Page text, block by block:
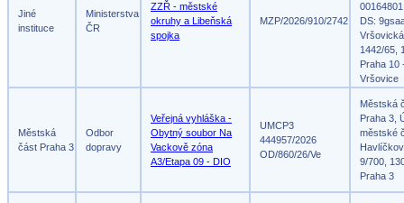
Jiné
instituce
Ministerstva
ČR
ZZŘ - městské
okruhy a Libeňská
spojka
MZP/2026/910/2742
00164801
DS:
Vršovická
1442/65,
Praha 10
Vršovice
Městská
část Praha 3
Odbor
dopravy
Veřejná vyhláška -
Obytný soubor Na
Vackově zóna
A3/Etapa 09 - DIO
UMCP3
444957/2026
OD/860/26/Ve
Městská
Praha 3,
městské
9/700,
Praha 3